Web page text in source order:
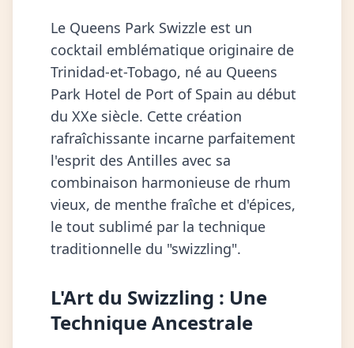
Le Queens Park Swizzle est un
cocktail emblématique originaire de
Trinidad-et-Tobago, né au Queens
Park Hotel de Port of Spain au début
du XXe siècle. Cette création
rafraîchissante incarne parfaitement
l'esprit des Antilles avec sa
combinaison harmonieuse de rhum
vieux, de menthe fraîche et d'épices,
le tout sublimé par la technique
traditionnelle du "swizzling".
L'Art du Swizzling : Une
Technique Ancestrale